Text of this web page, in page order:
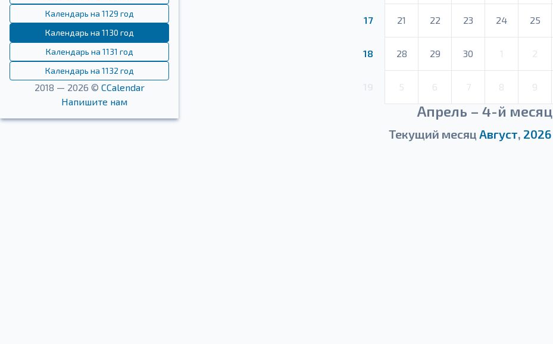
Календарь на 1129 год
Календарь на 1130 год
Календарь на 1131 год
Календарь на 1132 год
2018 — 2026 © CCalendar
Напишите нам
17 21 22 23 24 25
18 28 29 30 1 2
5 6 7 8 9
Апрель – 4-й месяц
Текущий месяц Август, 2026